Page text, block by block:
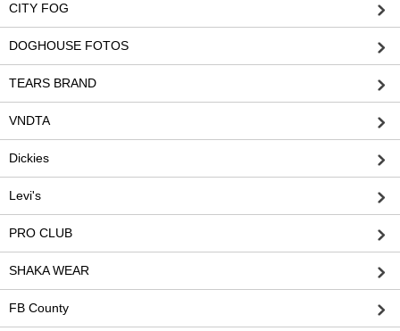
CITY FOG
DOGHOUSE FOTOS
TEARS BRAND
VNDTA
Dickies
Levi's
PRO CLUB
SHAKA WEAR
FB County